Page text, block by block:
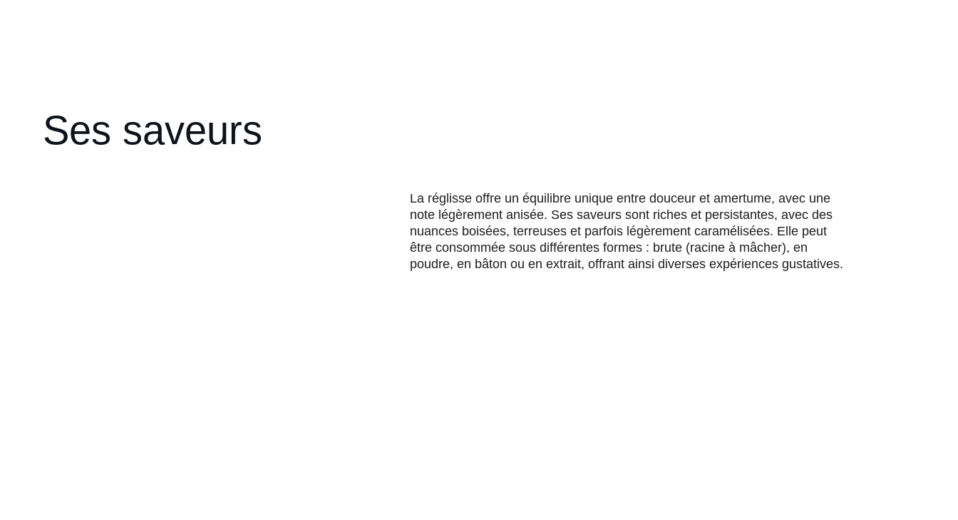
Ses saveurs
La réglisse offre un équilibre unique entre douceur et amertume, avec une
note légèrement anisée. Ses saveurs sont riches et persistantes, avec des
nuances boisées, terreuses et parfois légèrement caramélisées. Elle peut
être consommée sous différentes formes : brute (racine à mâcher), en
poudre, en bâton ou en extrait, offrant ainsi diverses expériences gustatives.